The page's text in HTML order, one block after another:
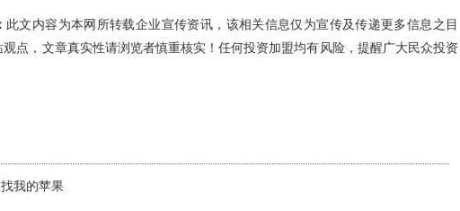
此文内容为本网所转载企业宣传资讯，该相关信息仅为宣传及传递更多信息之目
观点，文章真实性请浏览者慎重核实！任何投资加盟均有风险，提醒广大民众投资
我的苹果